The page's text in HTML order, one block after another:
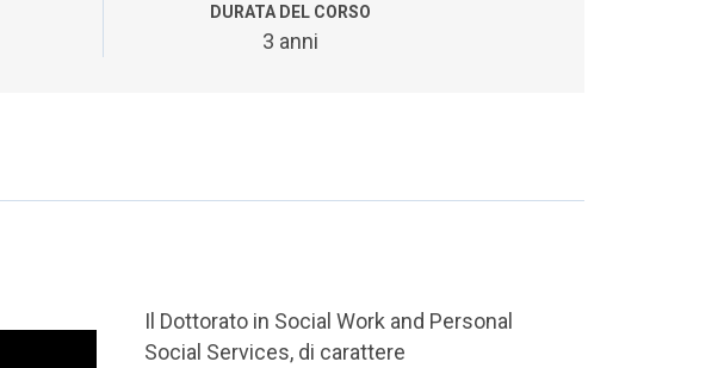
DURATA DEL CORSO
3 anni
Il Dottorato in Social Work and Personal
Social Services, di carattere